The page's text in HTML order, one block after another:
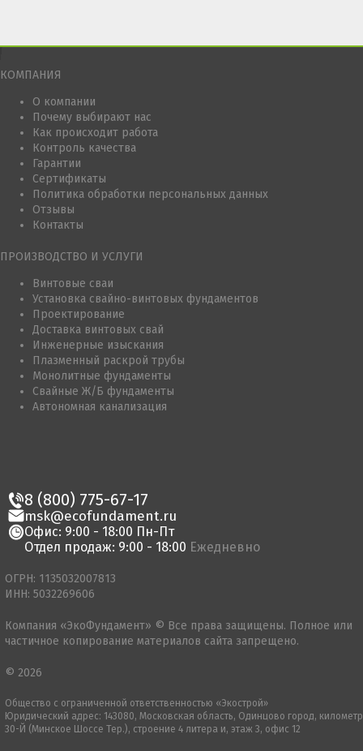
КОМПАНИЯ
О компании
Почему выбирают нас
Как происходит работа
Контроль качества
Гарантии
Сертификаты
Политика обработки персональных данных
Отзывы
Контакты
ПРОИЗВОДСТВО И УСЛУГИ
Винтовые сваи
Установка свайно-винтовых фундаментов
Проектирование
Доставка винтовых свай
Инженерные изыскания
Плазменный раскрой трубы
Монолитные фундаменты
Свайные Ж/Б фундаменты
Автономная канализация
8 (800) 775-67-17
msk@ecofundament.ru
Офис: 9:00 - 18:00 Пн-Пт
Отдел продаж: 9:00 - 18:00 Ежедневно
Общество с ограниченной ответственностью «Экострой»
Юридический адрес: 143080, Московская область, Одинцово город, километр
30-Й (Минское Шоссе Тер.), строение 4 литера и, этаж 3, офис 12
ОГРН: 1135032007813
ИНН: 5032269606
Компания «ЭкоФундамент» © Все права защищены. Полное или
частичное копирование материалов сайта запрещено.
© 2026